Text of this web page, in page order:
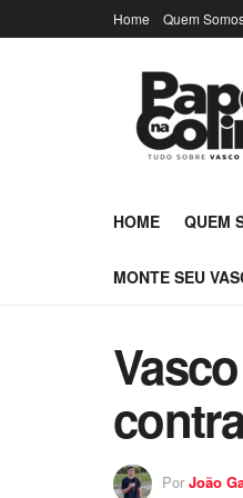
Home Quem
HOME QUEM
MONTE SEU
Por João